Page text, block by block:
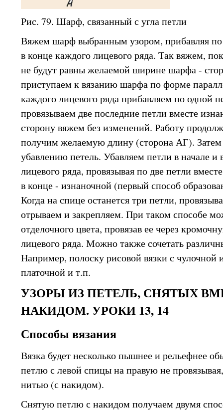
Рис. 79. Шарф, связанный с угла петли
Вяжем шарф выбранным узором, прибавляя по
в конце каждого лицевого ряда. Так вяжем,
не будут равны желаемой ширине шарфа -
приступаем к вязанию шарфа по форме
каждого лицевого ряда прибавляем по одной
провязываем две последние петли вместе
сторону вяжем без изменений. Работу
получим желаемую длину (сторона АГ).
убавлению петель. Убавляем петли в начале и
лицевого ряда, провязывая по две петли
в конце - изнаночной (первый способ
Когда на спице останется три петли,
отрываем и закрепляем. При таком способе
отделочного цвета, провязав ее через
лицевого ряда. Можно также сочетать
Например, полоску рисовой вязки с чулочной
платочной и т.п.
УЗОРЫ ИЗ ПЕТЕЛЬ, СНЯТЫХ
НАКИДОМ. УРОКИ 13, 14
Способы вязания
Вязка будет несколько пышнее и рельефнее
петлю с левой спицы на правую не
нитью (с накидом).
Снятую петлю с накидом получаем двумя